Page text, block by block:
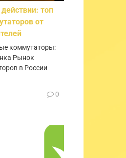
топ
от
коммутаторы:
Рынок
в России
0